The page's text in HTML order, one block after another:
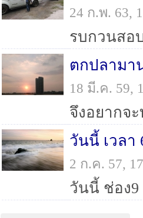
24 ก.พ. 63,
18 มี.ค. 59,
2 ก.ค. 57,